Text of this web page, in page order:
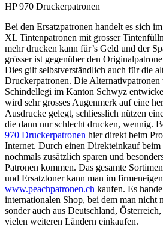
HP 970 Druckerpatronen
Bei den Ersatzpatronen handelt es sich
XL Tintenpatronen mit grosser
mehr drucken kann für’s Geld und der
grösser ist gegenüber den
Dies gilt selbstverständlich auch für die
Druckerpatronen. Die
Schindellegi im Kanton Schwyz
wird sehr grosses Augenmerk auf eine
Ausdrucke gelegt, schliesslich nützen
die dann nur schlecht drucken, wennig.
970 Druckerpatronen hier direkt beim
Internet. Durch einen Direkteinkauf beim
nochmals zusätzlich sparen und
Patronen kommen. Das gesamte
und Ersatztoner kann man im
www.peachpatronen.ch kaufen. Es
internationalen Shop, bei dem man nicht
sonder auch aus Deutschland,
vielen weiteren Ländern einkaufen.